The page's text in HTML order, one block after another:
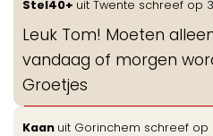
Stel40+ uit Twente schreef op
Leuk Tom! Moeten
vandaag of morgen
Groetjes
Kaan uit Gorinchem schreef op